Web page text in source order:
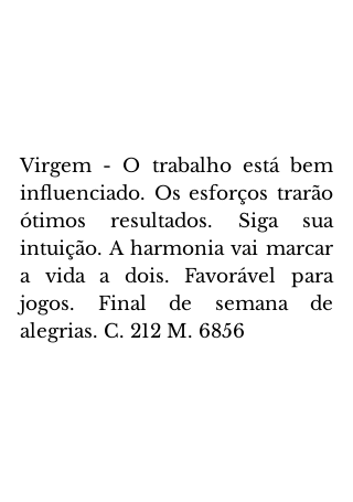
Virgem - O trabalho está bem
influenciado. Os esforços trarão
ótimos resultados. Siga sua
intuição. A harmonia vai marcar
a vida a dois. Favorável para
jogos. Final de semana de
alegrias. C. 212 M. 6856